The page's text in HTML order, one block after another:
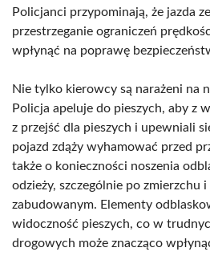
Policjanci przypominają, że jazda
przestrzeganie ograniczeń
wpłynąć na poprawę
Nie tylko kierowcy są narażeni na
Policja apeluje do pieszych, aby z
z przejść dla pieszych i upewniali
pojazd zdąży wyhamować przed
także o konieczności noszenia
odzieży, szczególnie po zmierzchu
zabudowanym. Elementy
widoczność pieszych, co w
drogowych może znacząco